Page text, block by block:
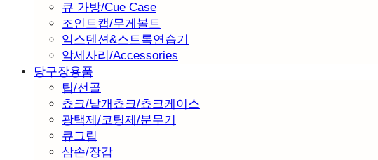
큐 가방/Cue Case
조인트캡/무게볼트
익스텐션&스트록연습기
악세사리/Accessories
당구장용품
팁/선골
쵸크/낱개쵸크/쵸크케이스
광택제/코팅제/분무기
큐그립
삼손/장갑